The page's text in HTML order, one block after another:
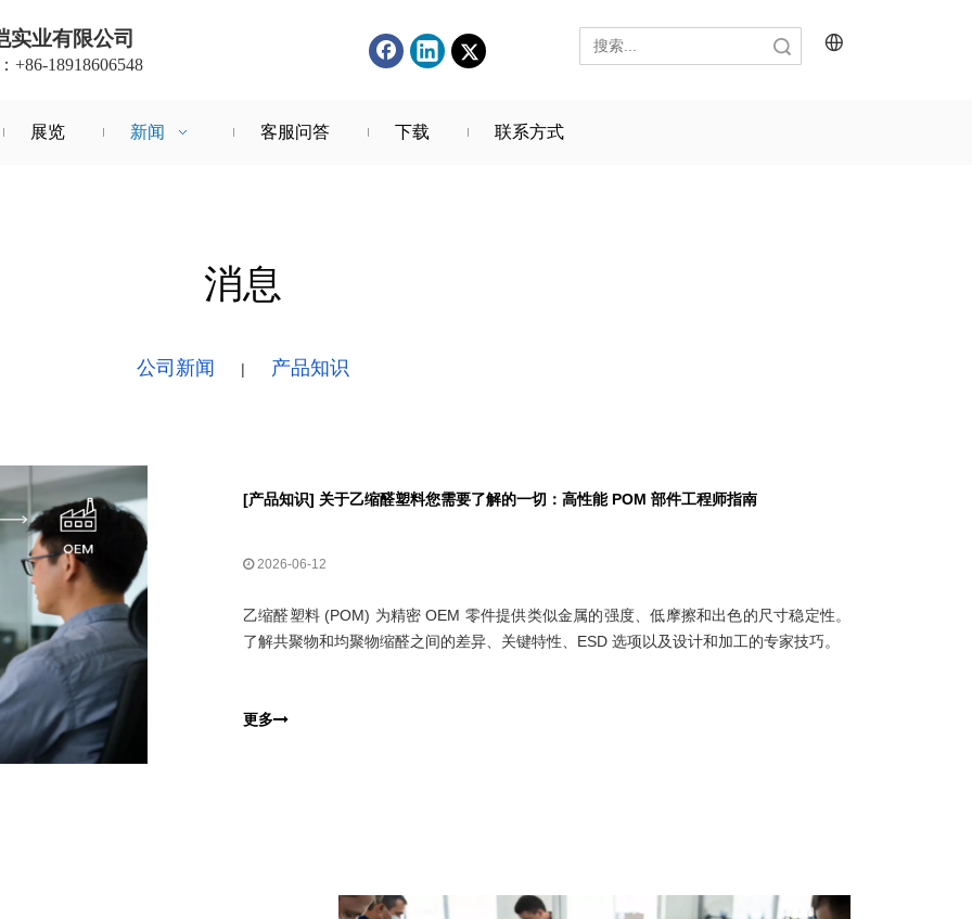
实业有限公司
+86-18918606548
展览 新闻 客服问答 下载 联系方式
消息
公司新闻 | 产品知识
[产品知识] 关于乙缩醛塑料您需要了解的一切：高性能 POM 部件工程师指南
2026-06-12
乙缩醛塑料 (POM) 为精密 OEM 零件提供类似金属的强度、低摩擦和出色的尺寸稳定性。
了解共聚物和均聚物缩醛之间的差异、关键特性、ESD 选项以及设计和加工的专家技巧。
更多